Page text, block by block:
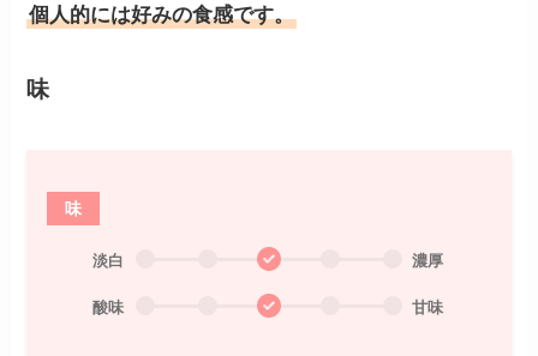
個人的には好みの食感です。
味
味
淡白 濃厚
酸味 甘味